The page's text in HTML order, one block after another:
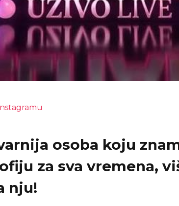
osoba koju
za sva vremena,
nju!